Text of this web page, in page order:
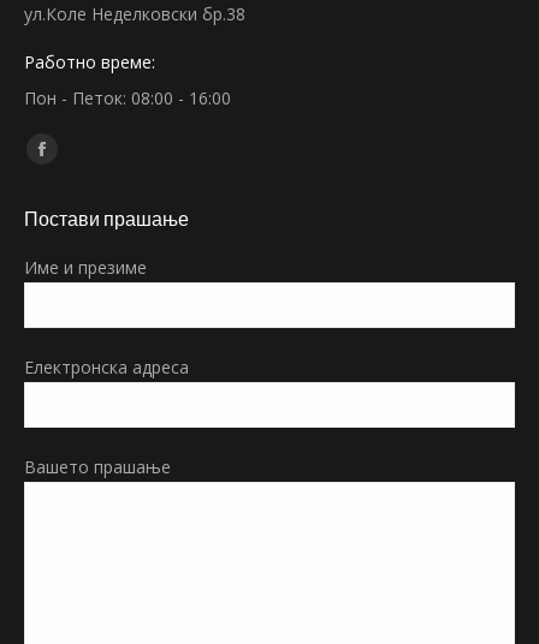
ул.Коле Неделковски бр.38
Работно време:
Пон - Петок: 08:00 - 16:00
Find us on:
Facebook
opens
new
Постави прашање
Име и презиме
Електронска адреса
Вашето прашање